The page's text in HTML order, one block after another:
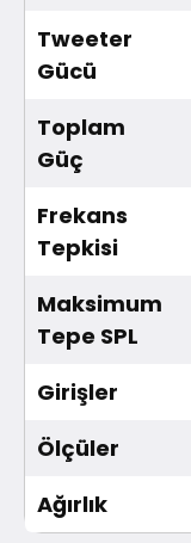
Tweeter
Gücü
Toplam
Güç
Frekans
Tepkisi
Maksimum
Tepe SPL
Girişler
Ölçüler
Ağırlık